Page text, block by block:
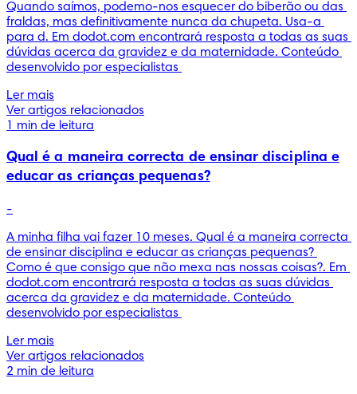
Quando saímos, podemo-nos esquecer do biberão ou das
fraldas, mas definitivamente nunca da chupeta. Usa-a
para d. Em dodot.com encontrará resposta a todas as suas
dúvidas acerca da gravidez e da maternidade. Conteúdo
desenvolvido por especialistas
Ler mais
Ver artigos relacionados
1 min de leitura
Qual é a maneira correcta de ensinar disciplina e
educar as crianças pequenas?
-
A minha filha vai fazer 10 meses. Qual é a maneira correcta
de ensinar disciplina e educar as crianças pequenas?
Como é que consigo que não mexa nas nossas coisas?. Em
dodot.com encontrará resposta a todas as suas dúvidas
acerca da gravidez e da maternidade. Conteúdo
desenvolvido por especialistas
Ler mais
Ver artigos relacionados
2 min de leitura